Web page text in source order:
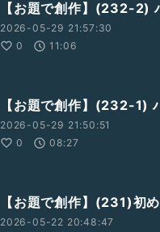
【お題で創作】(232-2)
2026-05-29 21:57:30
0
11:06
【お題で創作】(232-1)
2026-05-29 21:50:51
0
08:27
【お題で創作】(231)初
2026-05-22 20:48:47